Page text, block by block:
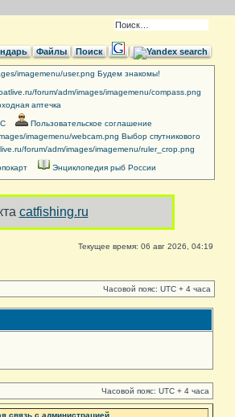
Файлы Поиск
Будем знакомы!
аптечка
Пользовательское соглашение
Выбор спутникового
Энциклопедия рыб России
catfishing.ru
Текущее время: 06 авг 2026, 04:19
Часовой пояс: UTC + 4 часа
Часовой пояс: UTC + 4 часа
связь с администрацией